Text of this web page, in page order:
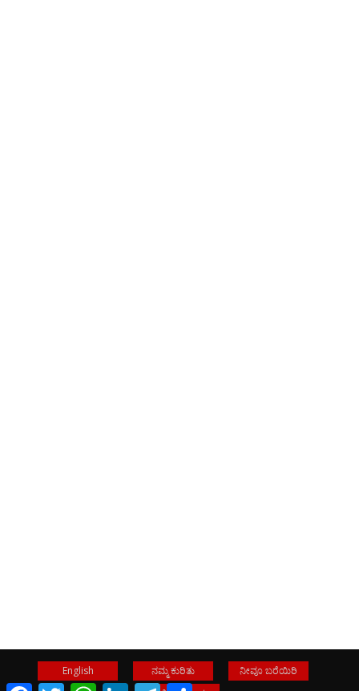
English ನಮ್ಮ ಕುರಿತು
ನೀವೂ ಬರೆಯಿರಿ